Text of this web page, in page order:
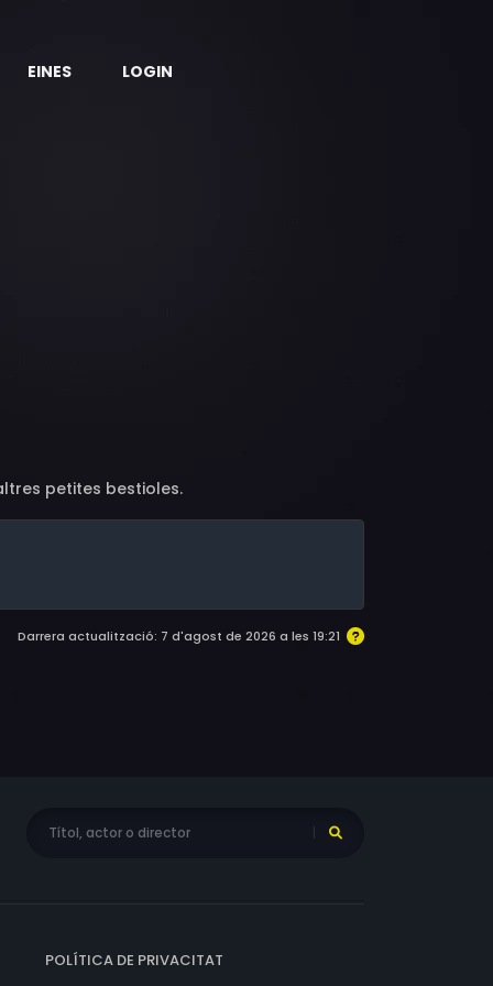
EINES LOGIN
petites bestioles.
Darrera actualització: 7 d'agost de 2026 a les 19:21
POLÍTICA DE PRIVACITAT